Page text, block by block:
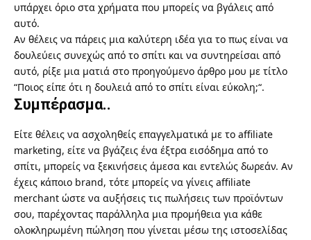
υπάρχει όριο στα χρήματα που μπορείς να βγάλεις από
αυτό.
Αν θέλεις να πάρεις μια καλύτερη ιδέα για το πως είναι να
δουλεύεις συνεχώς από το σπίτι και να συντηρείσαι από
αυτό, ρίξε μια ματιά στο προηγούμενο άρθρο μου με τίτλο
“Ποιος είπε ότι η δουλειά από το σπίτι είναι εύκολη;“.
Συμπέρασμα..
Είτε θέλεις να ασχοληθείς επαγγελματικά με το affiliate
marketing, είτε να βγάζεις ένα έξτρα εισόδημα από το
σπίτι, μπορείς να ξεκινήσεις άμεσα και εντελώς δωρεάν. Αν
έχεις κάποιο brand, τότε μπορείς να γίνεις affiliate
merchant ώστε να αυξήσεις τις πωλήσεις των προϊόντων
σου, παρέχοντας παράλληλα μια προμήθεια για κάθε
ολοκληρωμένη πώληση που γίνεται μέσω της ιστοσελίδας